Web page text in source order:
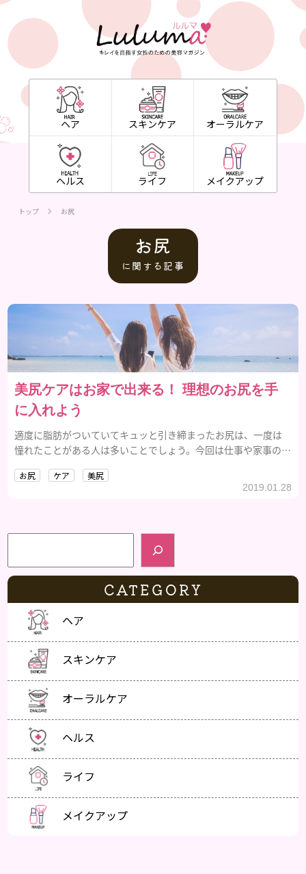
ヘア スキンケア オーラルケア
ヘルス ライフ メイクアップ
トップ お尻
お尻
に関する記事
美尻ケアはお家で出来る！ 理想のお尻を手
に入れよう
適度に脂肪がついていてキュッと引き締まったお尻は、一度は
憧れたことがある人は多いことでしょう。今回は仕事や家事の合
重ねても美尻をキープしたい人はぜひ参考にしてみて下さい
お尻 ケア 美尻
2019.01.28
検索
CATEGORY
ヘア
スキンケア
オーラルケア
ヘルス
ライフ
メイクアップ